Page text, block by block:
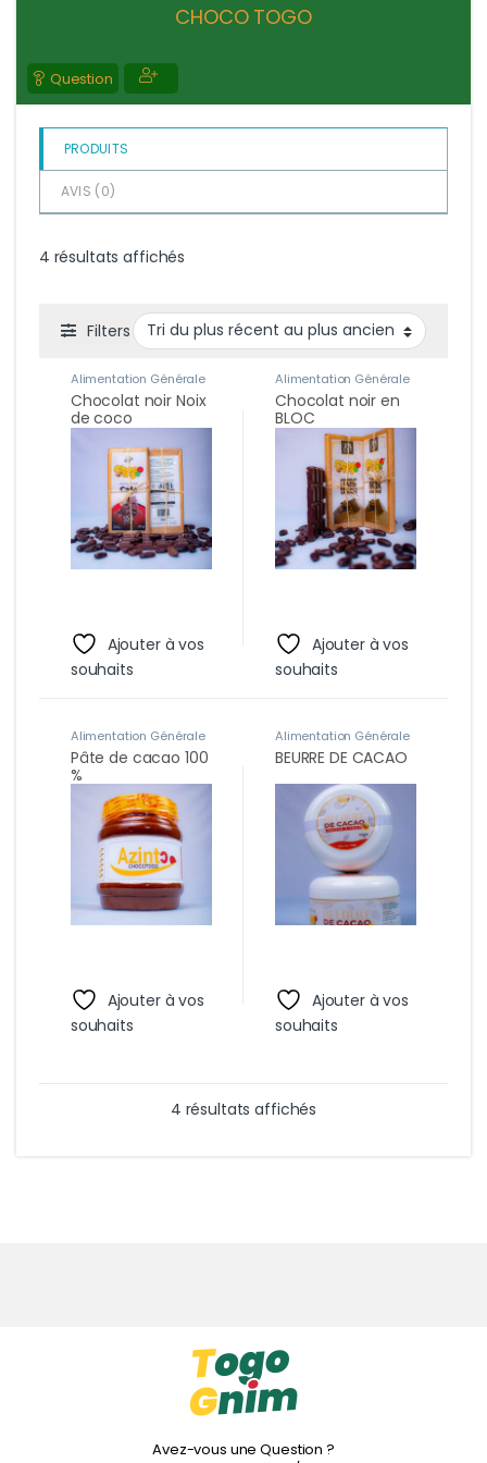
u
CHOCO TOGO
Question
PRODUITS
AVIS (0)
4 résultats affichés
Filters
Alimentation Générale
Chocolat noir Noix
de coco
Ajouter à vos
souhaits
Alimentation Générale
Chocolat noir en
BLOC
Ajouter à vos
souhaits
Alimentation Générale
Pâte de cacao 100
%
Ajouter à vos
souhaits
Alimentation Générale
BEURRE DE CACAO
Ajouter à vos
souhaits
4 résultats affichés
Avez-vous une Question ?